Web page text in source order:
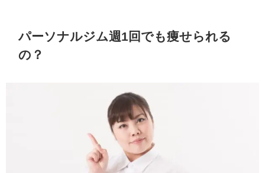
パーソナルジム週1回でも痩せられる
の？